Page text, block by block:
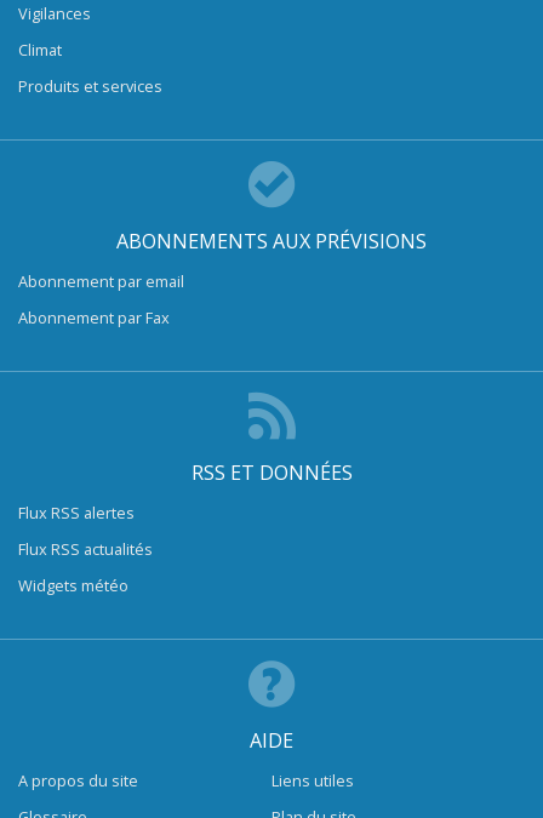
Vigilances
Climat
Produits et services
ABONNEMENTS AUX PRÉVISIONS
Abonnement par email
Abonnement par Fax
RSS ET DONNÉES
Flux RSS alertes
Flux RSS actualités
Widgets météo
AIDE
A propos du site
Liens utiles